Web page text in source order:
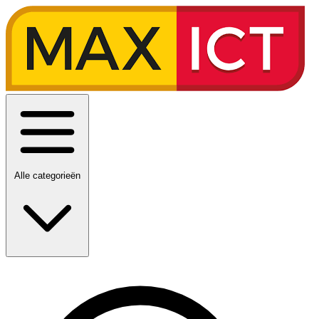
Alle categorieën